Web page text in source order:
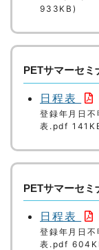
933KB)
PETサマーセミ
日程表
登録年月日
表.pdf
PETサマーセミ
日程表
登録年月日
表.pdf